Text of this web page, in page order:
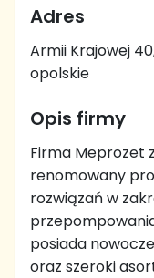
Adres
Armii Krajowej
opolskie
Opis firmy
Firma Meprozet
renomowany
rozwiązań w
posiada
oraz szeroki